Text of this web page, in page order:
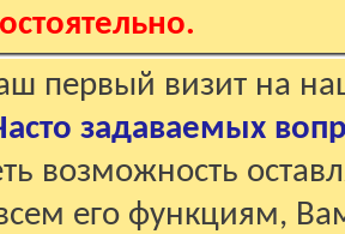
первый визит на
задаваемых
возможность
его функциям,